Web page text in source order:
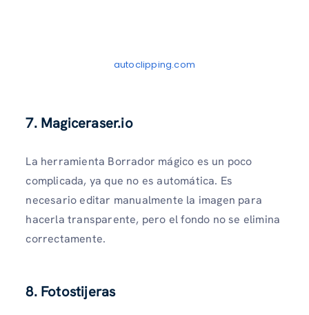
autoclipping.com
7. Magiceraser.io
La herramienta Borrador mágico es un poco
complicada, ya que no es automática. Es
necesario editar manualmente la imagen para
hacerla transparente, pero el fondo no se elimina
correctamente.
8. Fotostijeras